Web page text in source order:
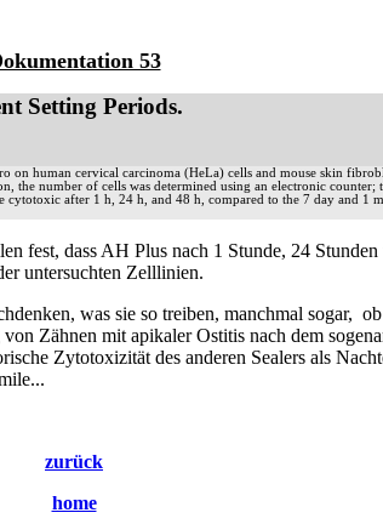
53
Setting Periods.
human cervical carcinoma (HeLa) cells and mouse skin
the number of cells was determined using an electronic
after 1 h, 24 h, and 48 h, compared to the 7 day and
dass AH Plus nach 1 Stunde, 24
untersuchten Zelllinien.
was sie so treiben, manchmal sogar,
Zähnen mit apikaler Ostitis nach dem
Zytotoxizität des anderen Sealers als
zurück
home